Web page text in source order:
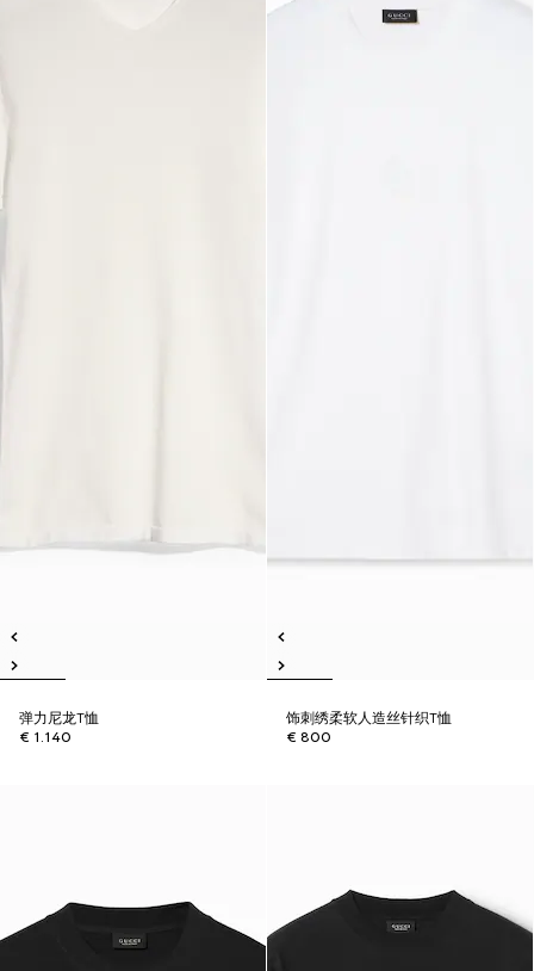
弹力尼龙T恤
€ 1.140
饰刺绣柔软人造丝针织T恤
€ 800